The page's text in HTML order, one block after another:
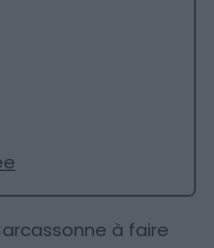
à faire